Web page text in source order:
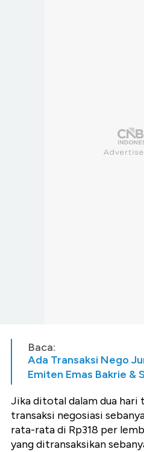
Baca:
Ada Transaksi Nego
Emiten Emas Bakrie &
Jika ditotal dalam dua hari
transaksi negosiasi
rata-rata di Rp318 per
yang ditransaksikan